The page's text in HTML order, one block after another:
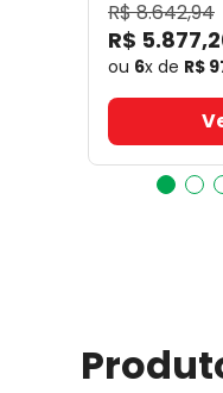
R$8.642,94
R$ 5.877,
ou 6x de R$